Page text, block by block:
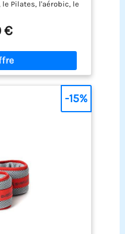
Pilates, l'aérobic, le
mains et les pieds,
Réglable et
équipés de sangles
qui peuvent être
et aux chevilles
donc pratiques et
supérieure et en
450 g, ce qui vous
l'intensité
leur taille compacte
ils sont faciles à
idéal : le lot de
€
-15%